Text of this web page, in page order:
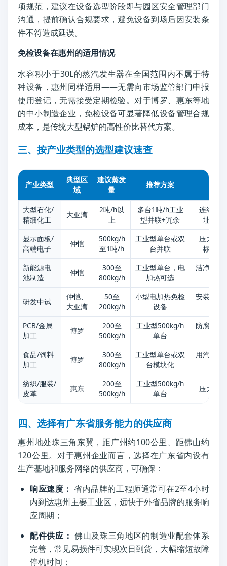
项规范，建议在设备选型阶段即与园区安全管理部门
沟通，提前确认合规要求，避免设备到场后因安装条
件不符造成延误。
免检设备在惠州的适用情况
水容积小于30L的蒸汽发生器在全国范围内不属于特
种设备，惠州同样适用——无需向市场监管部门申报
使用登记，无需接受定期检验。对于博罗、惠东等地
的中小制造企业，免检设备可显著降低设备管理合规
成本，是传统大型锅炉的高性价比替代方案。
三、按产业类型的选型建议速查
产业类型
典型区
域
建议蒸发
量
推荐方案
大型石化/
精细化工
大亚湾
2吨/h以
上
多台1吨/h工业
型并联+冗余
连续性
址、园
显示面板/
高端电子
仲恺
500kg/h
至1吨/h
工业型单台或双
台并联
压力稳
标、洁
新能源电
池制造
仲恺
300至
800kg/h
工业型单台，电
加热可选
洁净厂房
研发中试
仲恺、
大亚湾
50至
200kg/h
小型电加热免检
设备
安装灵活
PCB/金属
加工
博罗
200至
500kg/h
工业型500kg/h
单台
防腐安装
食品/饲料
加工
博罗
300至
800kg/h
工业型单台或双
台模块化
用汽波动
纺织/服装/
皮革
惠东
200至
500kg/h
工业型500kg/h
单台
压力稳
四、选择有广东省服务能力的供应商
惠州地处珠三角东翼，距广州约100公里、距佛山约
120公里。对于惠州企业而言，选择在广东省内设有
生产基地和服务网络的供应商，可确保：
响应速度： 省内品牌的工程师通常可在2至4小时
内到达惠州主要工业区，远快于外省品牌的服务响
应周期；
配件供应： 佛山及珠三角地区的制造业配套体系
完善，常见易损件可实现次日到货，大幅缩短故障
停机时间；